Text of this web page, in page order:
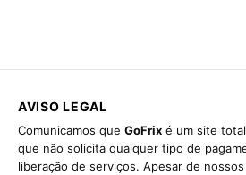
AVISO LEGAL
Comunicamos que GoFrix é um site
que não solicita qualquer tipo de
liberação de serviços. Apesar de